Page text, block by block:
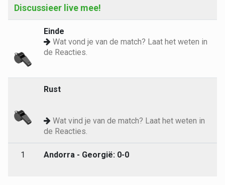
Discussieer live mee!
Einde
Wat vond je van de match? Laat het weten in
de Reacties.
Rust
Wat vind je van de match? Laat het weten in
de Reacties.
1 Andorra - Georgië: 0-0